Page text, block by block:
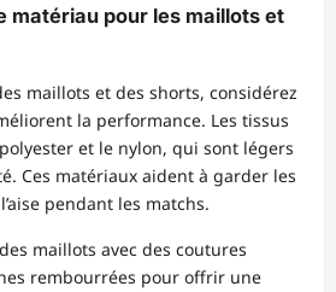
matériau pour les maillots et
maillots et des shorts, considérez
la performance. Les tissus
et le nylon, qui sont légers
Ces matériaux aident à garder les
pendant les matchs.
maillots avec des coutures
rembourrées pour offrir une